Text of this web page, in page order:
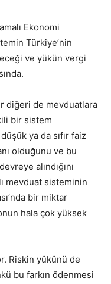
Ekonomi
Türkiye’nin
ve yükün vergi
diğeri de mevduatlara
bir sistem
ya da sıfır faiz
olduğunu ve bu
alındığını
mevduat sisteminin
bir miktar
hala çok yüksek
Riskin yükünü de
bu farkın ödenmesi